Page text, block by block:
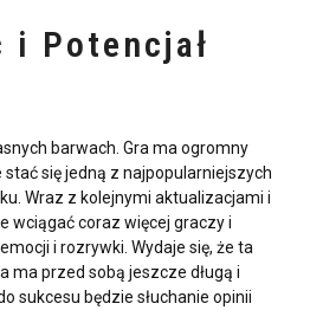
i Potencjał
barwach. Gra ma ogromny
się jedną z najpopularniejszych
Wraz z kolejnymi aktualizacjami i
wciągać coraz więcej graczy i
i rozrywki. Wydaje się, że ta
ma przed sobą jeszcze długą i
sukcesu będzie słuchanie opinii